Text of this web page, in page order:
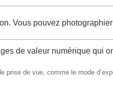
Vous pouvez
de valeur numérique qui
prise de vue, comme le mode